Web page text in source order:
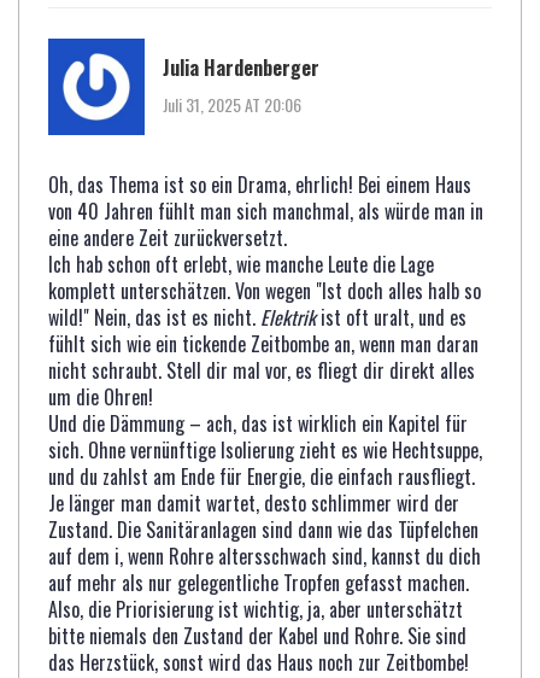
Julia Hardenberger
Juli 31, 2025 AT 20:06
Oh, das Thema ist so ein Drama, ehrlich! Bei einem Haus
von 40 Jahren fühlt man sich manchmal, als würde man in
eine andere Zeit zurückversetzt.
Ich hab schon oft erlebt, wie manche Leute die Lage
komplett unterschätzen. Von wegen "Ist doch alles halb so
wild!" Nein, das ist es nicht. Elektrikist oft uralt, und es
fühlt sich wie ein tickende Zeitbombe an, wenn man daran
nicht schraubt. Stell dir mal vor, es fliegt dir direkt alles
um die Ohren!
Und die Dämmung – ach, das ist wirklich ein Kapitel für
sich. Ohne vernünftige Isolierung zieht es wie Hechtsuppe,
und du zahlst am Ende für Energie, die einfach rausfliegt.
Je länger man damit wartet, desto schlimmer wird der
Zustand. Die Sanitäranlagen sind dann wie das Tüpfelchen
auf dem i, wenn Rohre altersschwach sind, kannst du dich
auf mehr als nur gelegentliche Tropfen gefasst machen.
Also, die Priorisierung ist wichtig, ja, aber unterschätzt
bitte niemals den Zustand der Kabel und Rohre. Sie sind
das Herzstück, sonst wird das Haus noch zur Zeitbombe!